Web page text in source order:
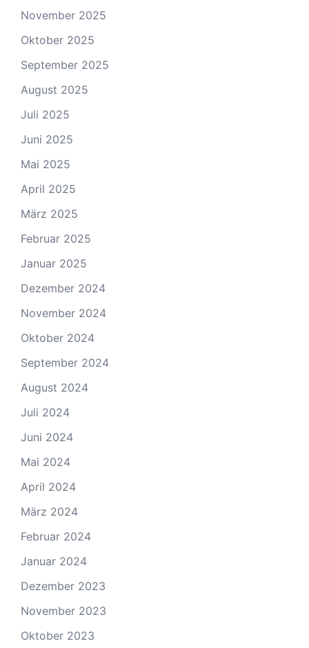
November 2025
Oktober 2025
September 2025
August 2025
Juli 2025
Juni 2025
Mai 2025
April 2025
März 2025
Februar 2025
Januar 2025
Dezember 2024
November 2024
Oktober 2024
September 2024
August 2024
Juli 2024
Juni 2024
Mai 2024
April 2024
März 2024
Februar 2024
Januar 2024
Dezember 2023
November 2023
Oktober 2023